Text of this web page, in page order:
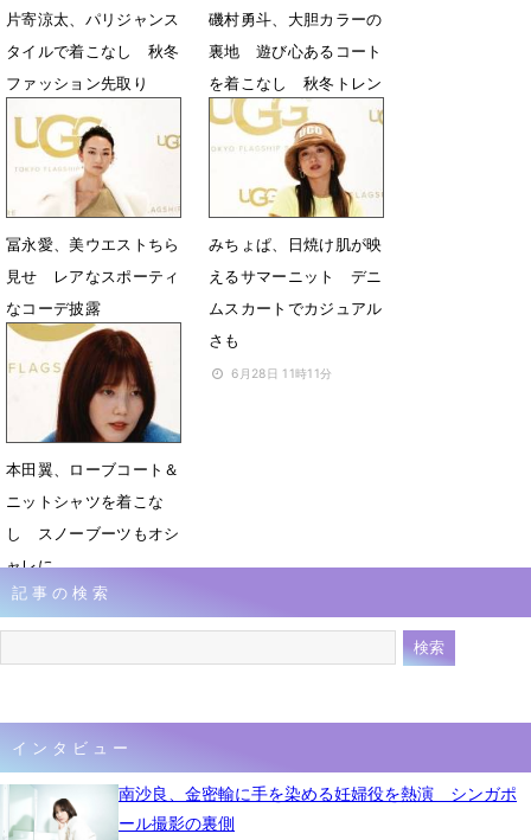
片寄涼太、パリジャンス
タイルで着こなし 秋冬
ファッション先取り
6月30日 05時39分
磯村勇斗、大胆カラーの
裏地 遊び心あるコート
を着こなし 秋冬トレン
ド先取り
6月30日 05時12分
冨永愛、美ウエストちら
見せ レアなスポーティ
なコーデ披露
6月29日 15時13分
みちょぱ、日焼け肌が映
えるサマーニット デニ
ムスカートでカジュアル
さも
6月28日 11時11分
本田翼、ローブコート＆
ニットシャツを着こな
し スノーブーツもオシ
ャレに
6月28日 10時22分
記事の検索
インタビュー
南沙良、金密輸に手を染める妊婦役を熱演 シンガポ
ール撮影の裏側